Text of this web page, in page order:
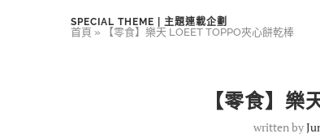
SPECIAL THEME | 主題連載企劃
首頁 » 【零食】樂天 LOEET TOPPO夾心餅乾棒
【零食】樂
written by